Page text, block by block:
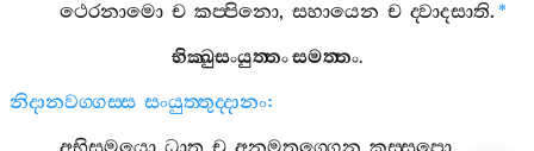
ථෙරනාමො ච කප‍්පිනො,සහායෙන ච ද‍්වාදසාති. *
භික‍්ඛුසංයුත‍්තංසමත‍්තං.
නිදානවග‍්ගස‍්ස සංයුත‍්තුද‍්දානං: